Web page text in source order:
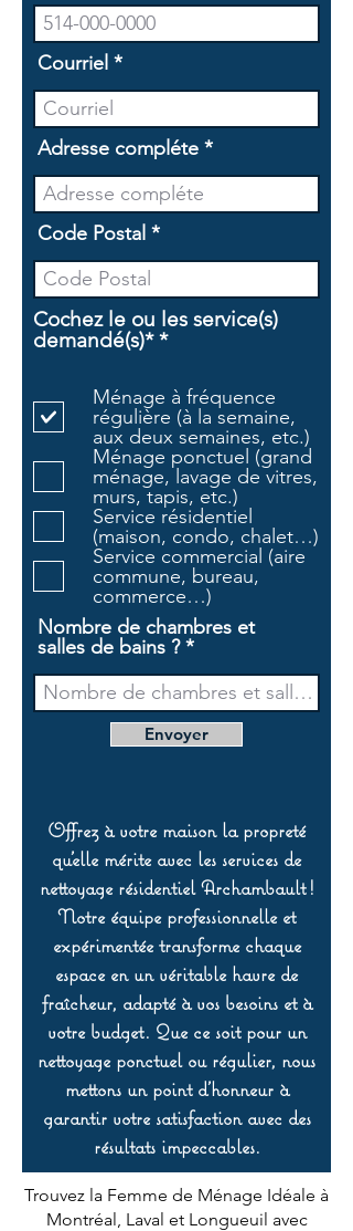
Courriel
Adresse compléte
Code Postal
Cochez le ou les service(s)
demandé(s)* *O
g
a
t
o
i
r
e
Ménage à fréquence
régulière (à la semaine,
aux deux semaines, etc.)
Ménage ponctuel (grand
ménage, lavage de vitres,
murs, tapis, etc.)
Service résidentiel
(maison, condo, chalet…)
Service commercial (aire
commune, bureau,
commerce…)
Nombre de chambres et
salles de bains ?
Envoyer
Offrez à votre maison la propreté
qu’elle mérite avec les services de
nettoyage résidentiel Archambault !
Notre équipe professionnelle et
expérimentée transforme chaque
espace en un véritable havre de
fraîcheur, adapté à vos besoins et à
votre budget. Que ce soit pour un
nettoyage ponctuel ou régulier, nous
mettons un point d’honneur à
garantir votre satisfaction avec des
résultats impeccables.
Trouvez la Femme de Ménage Idéale à
Montréal, Laval et Longueuil avec